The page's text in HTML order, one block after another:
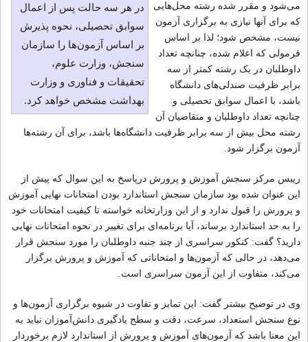
در هر سه حالت پس از اعمال
سوابق تحصیلی، نحوه پذیرش
بر اساس آزمون‌ها را سازمان
سنجش، وزارت علوم،
تحقیقات و فناوری و وزارت
بهداشت مشخص خواهد کرد.
می‌شود و مقرر شده رشته محل‌هایی
که برای آنها نیازی به برگزاری آزمون
نیست، مشخص شود؛ لذا بر اساس
فرمولی که اعلام شده، چنانچه تعداد
داوطلبان در یک رشته کمتر از سه
برابر ظرفیت صندلی‌های دانشگاه
باشد، با اعمال سوابق تحصیلی و
چنانچه تعداد داوطلبان و متقاضیان آن
رشته محل بیش از سه برابر ظرفیت دانشگاه‌ها باشد، برای آن رشته‌ها
آزمون برگزار شود.
رییس مرکز سنجش آموزش و پرورش درپاسخ به این سوال که پیش از
این عنوان شده بود سازمان سنجش استاندارد بودن امتحانات نهایی آموزش
و پرورش را قبول ندارد و از این وزارتخانه خواسته تا کیفیت امتحانات خود
را به حد استاندارد برساند، آیا برنامه‌ای برای تغییر در نحوه امتحانات نهایی
دارید؟ گفت: کنکور سراسری از چند جنبه داوطلبان را مورد سنجش قرار
می‌دهد، در حالی که آزمون‌ها و امتحاناتی که آموزش و پرورش برگزار
می‌کند، متفاوت از این آزمون سراسری است.
وی در توضیح بیشتر گفت: این تمایز و تفاوت در شیوه برگزاری آزمون‌ها و
نوع سنجش استعداد، سرعت، دقت و سطح یادگیری دانش‌آموزان نباید به
این معنا باشد که آزمون‌های آموزش و پرورش از استاندارد لازم برخوردار